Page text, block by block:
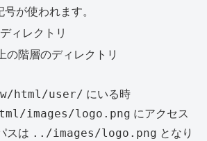
が使われます。
ィレクトリ
の階層のディレクトリ
html/user/ にいる時
images/logo.png にアクセス
スは ../images/logo.png となり